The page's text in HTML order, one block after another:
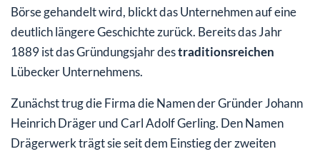
Börse gehandelt wird, blickt das Unternehmen auf eine
deutlich längere Geschichte zurück. Bereits das Jahr
1889 ist das Gründungsjahr destraditionsreichen
Lübecker Unternehmens.
Zunächst trug die Firma die Namen der Gründer Johann
Heinrich Dräger und Carl Adolf Gerling. Den Namen
Drägerwerk trägt sie seit dem Einstieg der zweiten